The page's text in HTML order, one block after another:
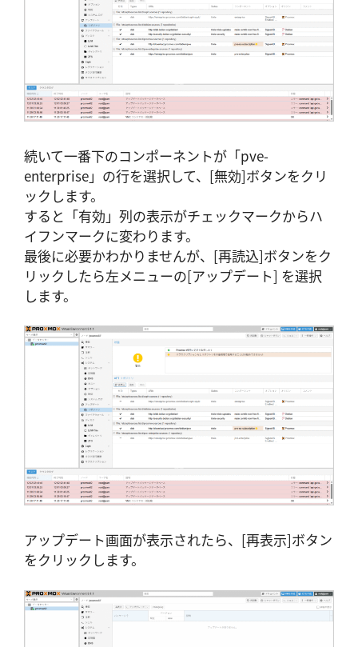
続いて一番下のコンポーネントが「pve-
enterprise」の行を選択して、[無効]ボタンをクリ
ックします。
すると「有効」列の表示がチェックマークからハ
イフンマークに変わります。
最後に必要かわかりませんが、[再読込]ボタンをク
リックしたら左メニューの[アップデート] を選択
します。
アップデート画面が表示されたら、[再表示]ボタン
をクリックします。